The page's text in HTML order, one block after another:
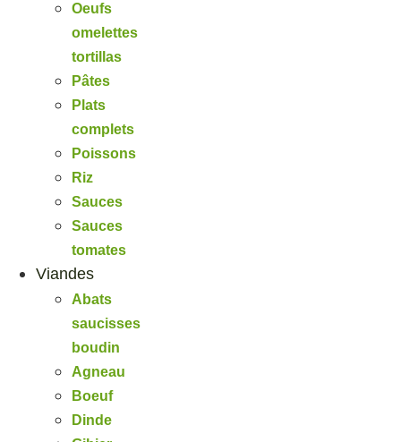
Oeufs
omelettes
tortillas
Pâtes
Plats
complets
Poissons
Riz
Sauces
Sauces
tomates
Viandes
Abats
saucisses
boudin
Agneau
Boeuf
Dinde